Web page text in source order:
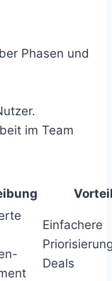
Phasen und
im Team
Einfachere
Deals